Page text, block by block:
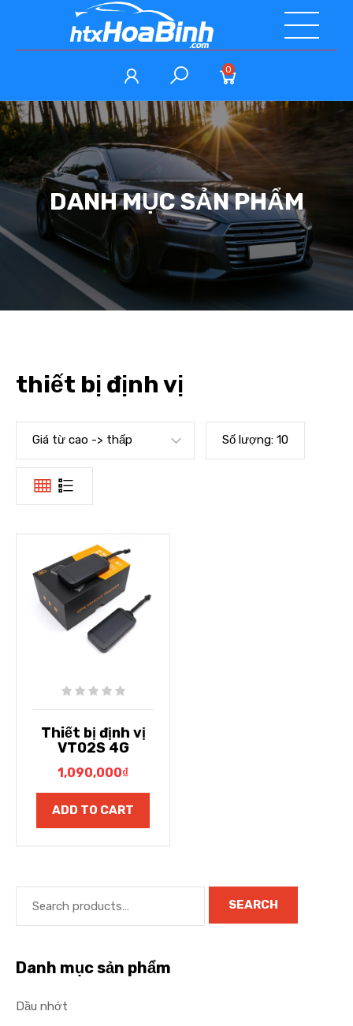
0
DANH MỤC SẢN PHẨM
thiết bị định vị
Giá từ cao -> thấp Số lượng: 10
Thiết bị định vị
VT02S 4G
1,090,000₫
ADD TO CART
SEARCH
Danh mục sản phẩm
Dầu nhớt